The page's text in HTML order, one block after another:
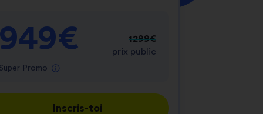
949€
Super Promo
1299€
prix public
Inscris-toi